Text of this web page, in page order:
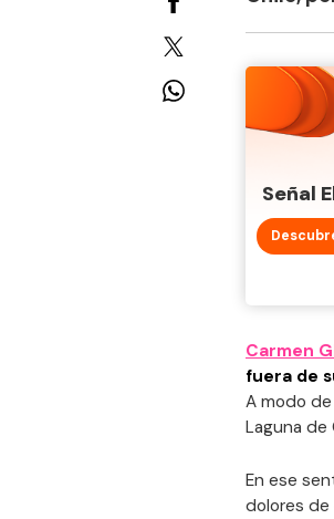
Señal
Carmen
fuera de
A modo
Laguna de
En ese
dolores de